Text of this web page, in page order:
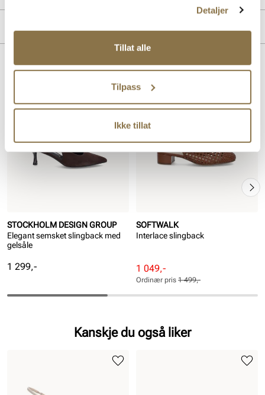
Detaljer
Tillat alle
Tilpass
Ikke tillat
For:Skinn
Lignende produkter
STOCKHOLM DESIGN GROUP
Elegant semsket slingback med
gelsåle
Pris
1 299,-
SOFTWALK
Interlace slingback
Rabattert
pris
Pris
1 049,-
Ordinær
pris
Pris
Ordinær pris 1 499,-
Kanskje du også liker